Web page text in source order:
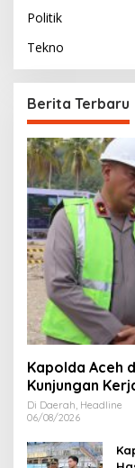
Politik
Tekno
Berita Terbaru
Kapolda Aceh
Kunjungan
Di Daerah, Headline
06/08/2026